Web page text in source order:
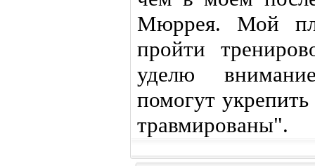
Мюррея. Мой
пройти
уделю
помогут
травмированы".